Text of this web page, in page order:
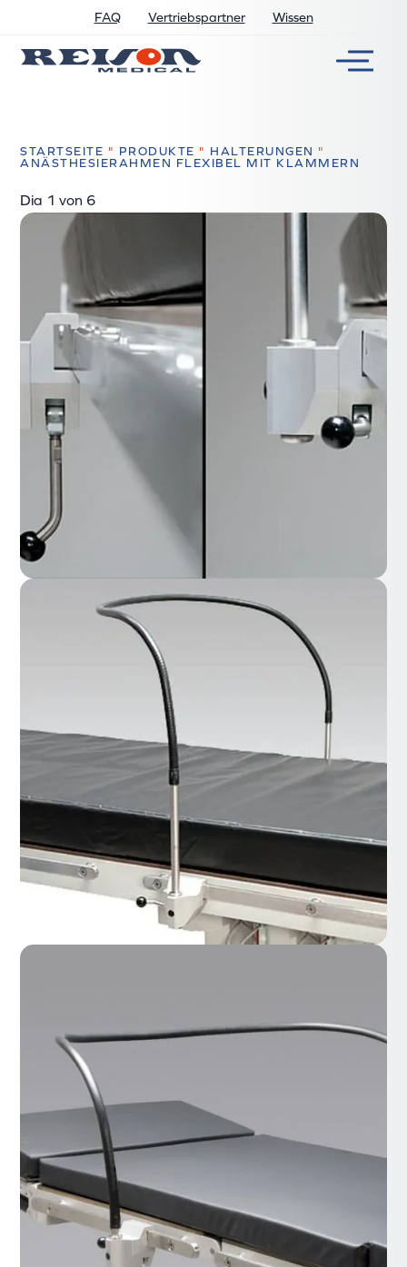
FAQ Vertriebspartner Wissen
STARTSEITE " PRODUKTE " HALTERUNGEN "
ANÄSTHESIERAHMEN FLEXIBEL MIT KLAMMERN
Dia 2 von 6